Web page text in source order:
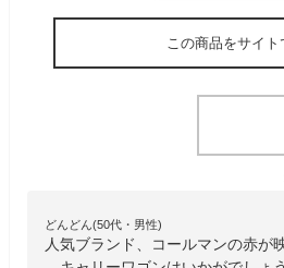
この商品をサイト
どんどん(50代・男性)
人気ブランド、コールマンの赤が